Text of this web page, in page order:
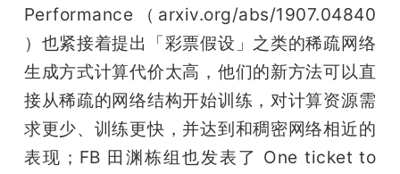
Performance（arxiv.org/abs/1907.04840
）也紧接着提出「彩票假设」之类的稀疏网络
生成方式计算代价太高，他们的新方法可以直
接从稀疏的网络结构开始训练，对计算资源需
求更少、训练更快，并达到和稠密网络相近的
表现；FB 田渊栋组也发表了 One ticket to